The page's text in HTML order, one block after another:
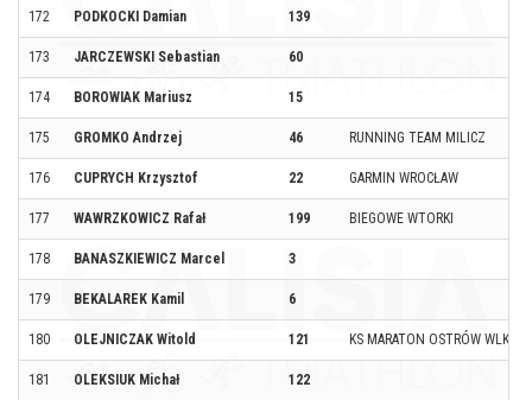
172 PODKOCKI Damian 139
173 JARCZEWSKI Sebastian 60
174 BOROWIAK Mariusz 15
175 GROMKO Andrzej 46 RUNNING TEAM MILICZ
176 CUPRYCH Krzysztof 22 GARMIN WROCŁAW
177 WAWRZKOWICZ Rafał 199 BIEGOWE WTORKI
178 BANASZKIEWICZ Marcel 3
179 BEKALAREK Kamil 6
180 OLEJNICZAK Witold 121 KS MARATON OSTRÓW WLKP
181 OLEKSIUK Michał 122